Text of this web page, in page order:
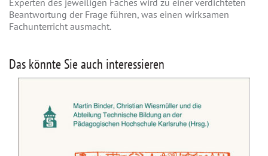
Beantwortung der Frage führen, was einen wirksamen
Fachunterricht ausmacht.
Das könnte Sie auch interessieren